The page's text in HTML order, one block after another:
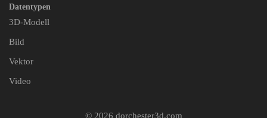
Datentypen
3D-Modell
Bild
Vektor
Video
© 2026 dorchester3d.com